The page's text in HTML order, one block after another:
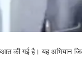
की गई है। यह अभियान